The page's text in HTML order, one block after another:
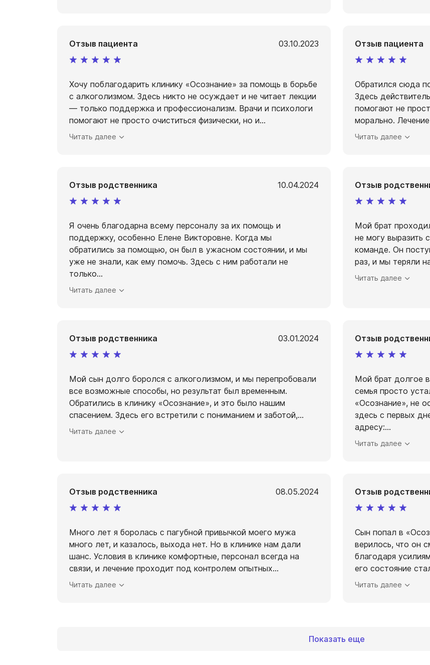
Отзыв пациента 03.10.2023
Хочу поблагодарить клинику «Осознание» за помощь в борьбе
с алкоголизмом. Здесь никто не осуждает и не читает лекции
— только поддержка и профессионализм. Врачи и психологи
помогают не просто очиститься физически, но и...
Читать далее
Отзыв пациента
Обратился сюда
Здесь
помогают не
морально.
Читать далее
Отзыв родственника 10.04.2024
Я очень благодарна всему персоналу за их помощь и
поддержку, особенно Елене Викторовне. Когда мы
обратились за помощью, он был в ужасном состоянии, и мы
уже не знали, как ему помочь. Здесь с ним работали не
только...
Читать далее
Отзыв
Мой брат
не могу выразить
команде. Он
раз, и мы теряли
Читать далее
Отзыв родственника 03.01.2024
Мой сын долго боролся с алкоголизмом, и мы перепробовали
все возможные способы, но результат был временным.
Обратились в клинику «Осознание», и это было нашим
спасением. Здесь его встретили с пониманием и заботой,...
Читать далее
Отзыв
Мой брат долгое
семья просто
«Осознание», не
здесь с первых
адресу:...
Читать далее
Отзыв родственника 08.05.2024
Много лет я боролась с пагубной привычкой моего мужа
много лет, и казалось, выхода нет. Но в клинике нам дали
шанс. Условия в клинике комфортные, персонал всегда на
связи, и лечение проходит под контролем опытных...
Читать далее
Отзыв
Сын попал в
верилось, что он
благодаря
его состояние
Читать далее
Показать еще